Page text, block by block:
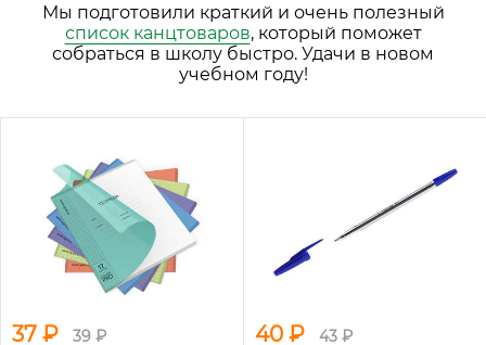
Мы подготовили краткий и очень полезный
список канцтоваров, который поможет
собраться в школу быстро. Удачи в новом
учебном году!
37 ₽ 39 ₽ 40 ₽ 43 ₽